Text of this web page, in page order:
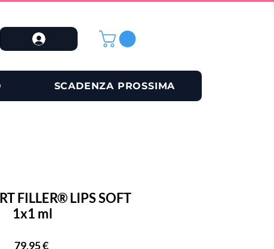
SCADENZA PROSSIMA
FILLER® LIPS SOFT
1x1 ml
79,95 €Prezzo